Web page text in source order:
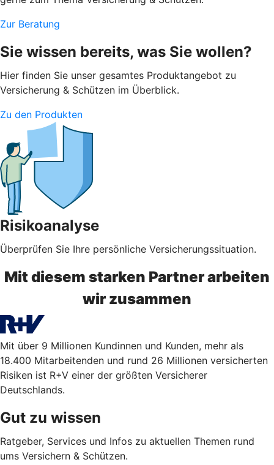
Zur Beratung
Sie wissen bereits, was Sie wollen?
Hier finden Sie unser gesamtes Produktangebot zu
Versicherung & Schützen im Überblick.
Zu den Produkten
Risikoanalyse
Überprüfen Sie Ihre persönliche Versicherungssituation.
Mit diesem starken Partner arbeiten
wir zusammen
Mit über 9 Millionen Kundinnen und Kunden, mehr als
18.400 Mitarbeitenden und rund 26 Millionen versicherten
Risiken ist R+V einer der größten Versicherer
Deutschlands.
Gut zu wissen
Ratgeber, Services und Infos zu aktuellen Themen rund
ums Versichern & Schützen.